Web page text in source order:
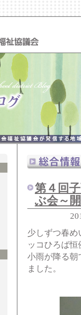
第４回
ぶ会～
少しずつ春め
ッコひろば
小雨が降る朝
ました。